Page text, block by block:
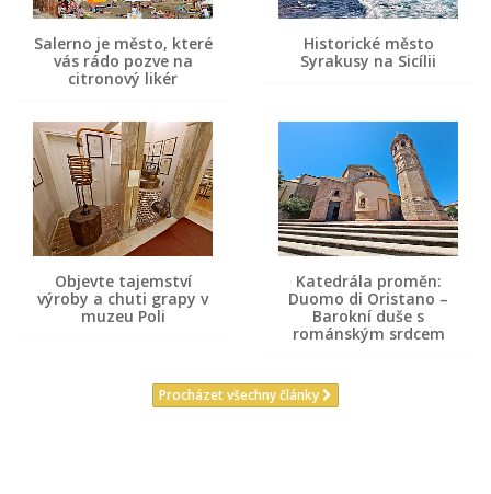
Salerno je město, které
vás rádo pozve na
citronový likér
Historické město
Syrakusy na Sicílii
Objevte tajemství
výroby a chuti grapy v
muzeu Poli
Katedrála proměn:
Duomo di Oristano –
Barokní duše s
románským srdcem
Procházet všechny články